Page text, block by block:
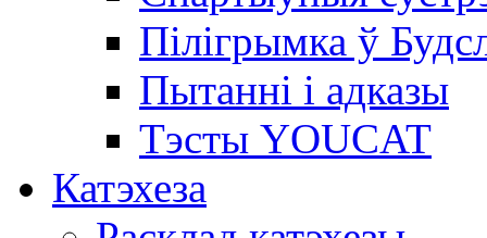
Пілігрымка ў
Пытанні і адказы
Тэсты YOUCAT
Катэхеза